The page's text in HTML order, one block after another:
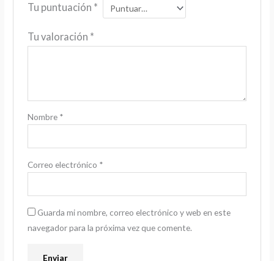
Tu puntuación *
Tu valoración *
Nombre *
Correo electrónico *
Guarda mi nombre, correo electrónico y web en este
navegador para la próxima vez que comente.